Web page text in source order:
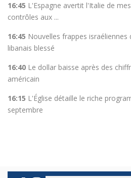
16:45 L'Espagne avertit l'Italie de
contrôles aux ...
16:45 Nouvelles frappes israéliennes
libanais blessé
16:40 Le dollar baisse après des
américain
16:15 L'Église détaille le riche
septembre